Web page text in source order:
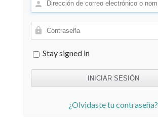
Stay signed in
¿Olvidaste tu contraseña?